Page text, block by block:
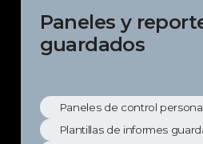
Paneles y
guardados
Paneles de control
Plantillas de informes